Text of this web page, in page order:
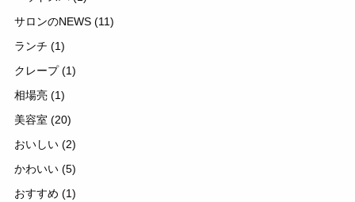
サロンのNEWS (11)
ランチ (1)
クレープ(1)
相場亮 (1)
美容室 (20)
おいしい (2)
かわいい (5)
おすすめ (1)